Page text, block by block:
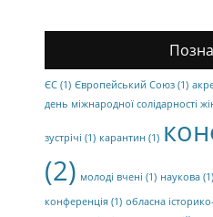
ЄС (1) Європейський Союз (1)
день міжнародної солідарності
зустрічі (1) карантин (1)
(2) молоді вчені (1) наукова (1)
конференція (1) обласна